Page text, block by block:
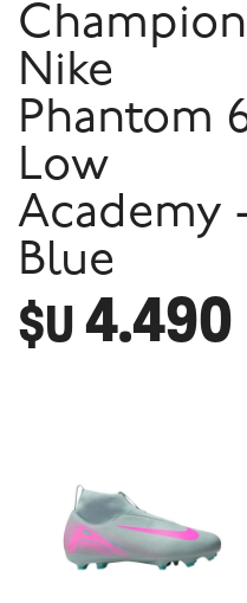
Nike
Phantom
Low
Academy
Blue
$U4.490